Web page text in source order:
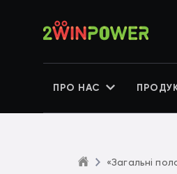
ПРО НАС
«Загальні